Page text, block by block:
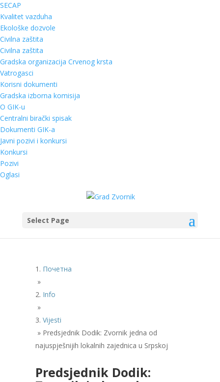
SECAP
Kvalitet vazduha
Ekološke dozvole
Civilna zaštita
Civilna zaštita
Gradska organizacija Crvenog krsta
Vatrogasci
Korisni dokumenti
Gradska izborna komisija
O GIK-u
Centralni birački spisak
Dokumenti GIK-a
Javni pozivi i konkursi
Konkursi
Pozivi
Oglasi
Select Page
Почетна
»
Info
»
Vijesti
» Predsjednik Dodik: Zvornik jedna od
najuspješnijih lokalnih zajednica u Srpskoj
Predsjednik Dodik: